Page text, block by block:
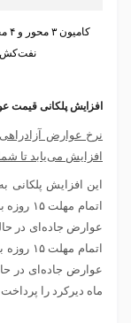
نفت‌کش
افزایش پلکانی قیمت
افزایش می‌یابد تا شما را به
این افزایش پلکانی
اتمام مهلت ۱۵ روزه برای پرداخت
عوارض جاده‌ای در
اتمام
ماه دیرکرد را پرداخت